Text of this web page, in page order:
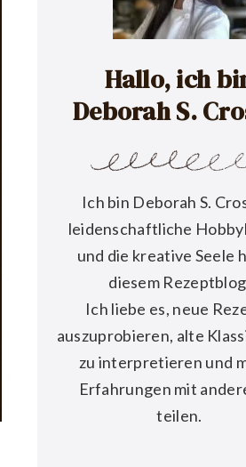
Hallo, ich
Deborah S.
Ich bin Deborah S.
leidenschaftliche
und die kreative Seele
diesem
Ich liebe es, neue
auszuprobieren, alte
zu interpretieren und
Erfahrungen mit
teilen.